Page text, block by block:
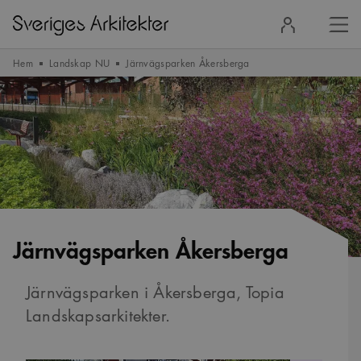
in
Hem Landskap NU Järnvägsparken Åkersberga
Järnvägsparken Åkersberga
Järnvägsparken i Åkersberga, Topia
Landskapsarkitekter.